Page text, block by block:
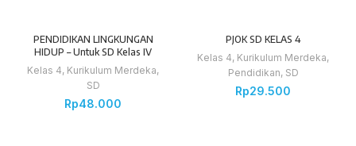
PENDIDIKAN LINGKUNGAN
HIDUP – Untuk SD Kelas IV
Kelas 4, Kurikulum Merdeka,
SD
Rp48.000
PJOK SD KELAS 4
Kelas 4, Kurikulum Merdeka,
Pendidikan, SD
Rp29.500